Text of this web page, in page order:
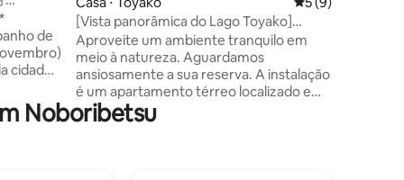
de
cidade
fonte
no
[Vista panorâmica do Lago Toyako]
Máximo 6 pessoas / 2 carros permitidos /
Ar-condicionado / 92 m² / 1 andar / TV de
65 polegadas / Cama com aquecimento /
Banheira de hidromassagem ao ar livre /
Banco ao ar livre
Aproveite um ambiente tranquilo em
meio à natureza. Aguardamos
ansiosamente a sua reserva. A instalação
é um apartamento térreo localizado em
um local com vista panorâmica para o
Lago Toyako. À noite, aproveite os
Noboribetsu